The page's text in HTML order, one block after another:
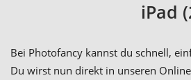
iPad
Bei Photofancy kannst du schnell,
Du wirst nun direkt in unseren